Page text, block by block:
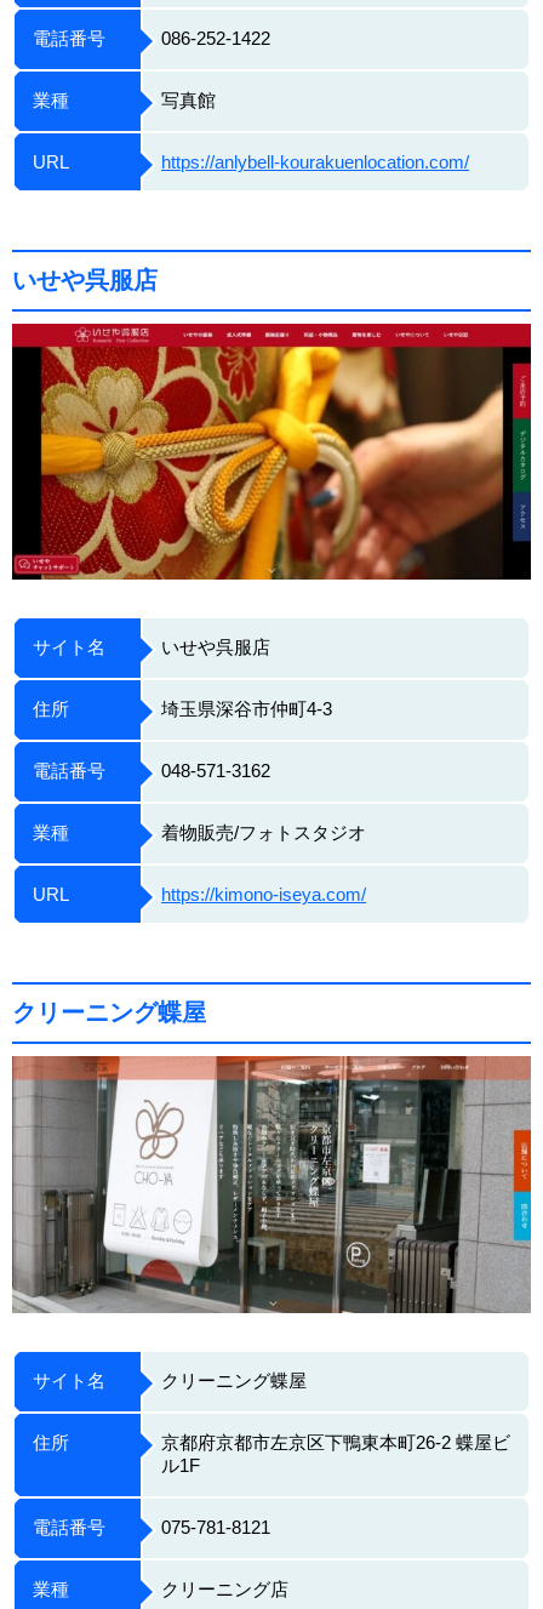
電話番号 086-252-1422
業種 写真館
URL https://anlybell-kourakuenlocation.com/
いせや呉服店
サイト名 いせや呉服店
住所 埼玉県深谷市仲町4-3
電話番号 048-571-3162
業種 着物販売/フォトスタジオ
URL https://kimono-iseya.com/
クリーニング蝶屋
サイト名 クリーニング蝶屋
住所
京都府京都市左京区下鴨東本町26-2 蝶屋ビ
ル1F
電話番号 075-781-8121
業種 クリーニング店